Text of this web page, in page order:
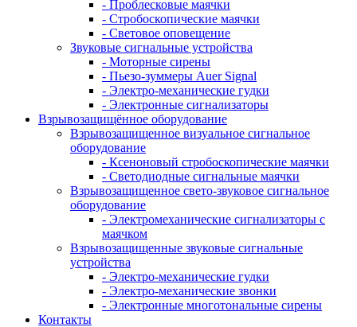
- Проблесковые маячки
- Стробоскопические маячки
- Световое оповещение
Звуковые сигнальные устройства
- Моторные сирены
- Пьезо-зуммеры Auer Signal
- Электро-механические гудки
- Электронные сигнализаторы
Взрывозащищённое оборудование
Взрывозащищенное визуальное сигнальное
оборудование
- Ксеноновый стробоскопические маячки
- Светодиодные сигнальные маячки
Взрывозащищенное свето-звуковое сигнальное
оборудование
- Электромеханические сигнализаторы с
маячком
Взрывозащищенные звуковые сигнальные
устройства
- Электро-механические гудки
- Электро-механические звонки
- Электронные многотональные сирены
Контакты